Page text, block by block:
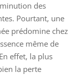
des
Pourtant, une
prédomine chez
même de
effet, la plus
la perte